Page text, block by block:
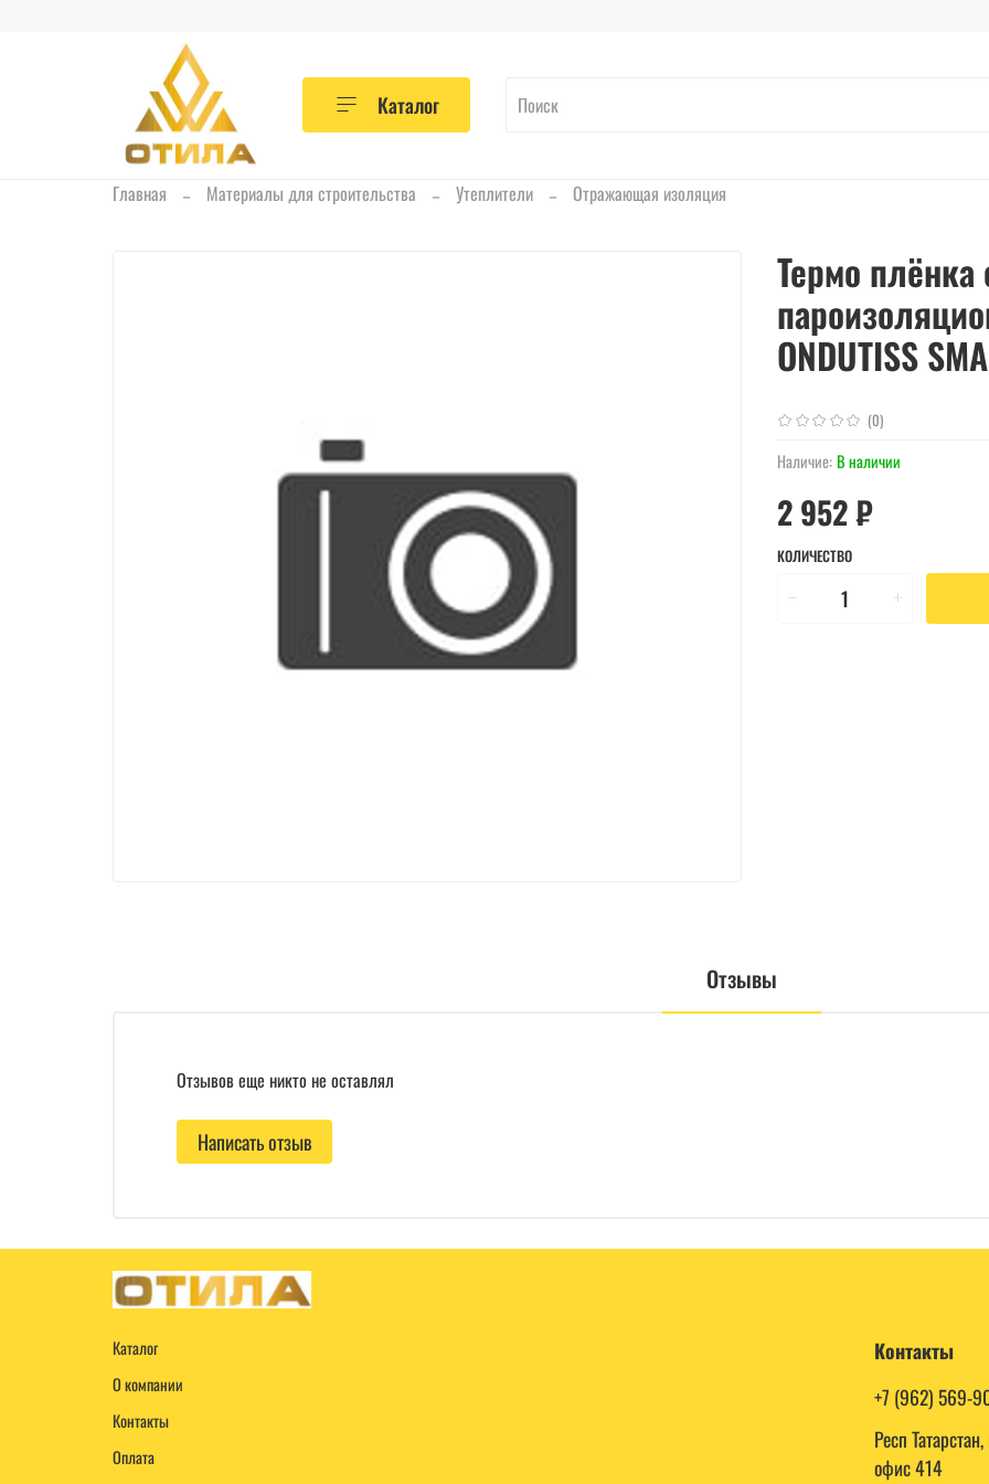
Каталог
Главная Материалы для строительства Утеплители Отражающая изоляция
(0)
Наличие:В наличии
Термо плёнка
ONDUTISS
2 952 ₽
КОЛИЧЕСТВО
Отзывы
Отзывов еще никто не оставлял
Написать отзыв
Каталог
О компании
Контакты
Оплата
Контакты
+7 (962) 569-
Респ
офис 414